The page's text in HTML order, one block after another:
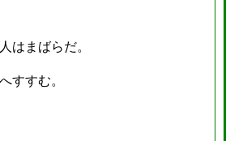
はまばらだ。
すすむ。